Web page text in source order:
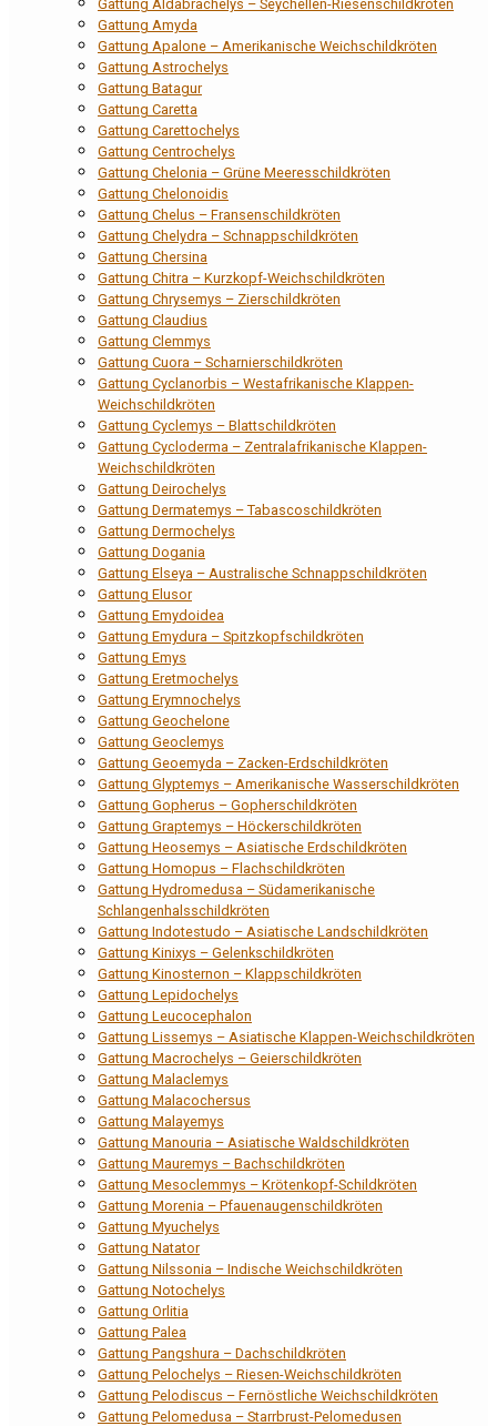
Gattung Aldabrachelys – Seychellen-Riesenschildkröten
Gattung Amyda
Gattung Apalone – Amerikanische Weichschildkröten
Gattung Astrochelys
Gattung Batagur
Gattung Caretta
Gattung Carettochelys
Gattung Centrochelys
Gattung Chelonia – Grüne Meeresschildkröten
Gattung Chelonoidis
Gattung Chelus – Fransenschildkröten
Gattung Chelydra – Schnappschildkröten
Gattung Chersina
Gattung Chitra – Kurzkopf-Weichschildkröten
Gattung Chrysemys – Zierschildkröten
Gattung Claudius
Gattung Clemmys
Gattung Cuora – Scharnierschildkröten
Gattung Cyclanorbis – Westafrikanische Klappen-
Weichschildkröten
Gattung Cyclemys – Blattschildkröten
Gattung Cycloderma – Zentralafrikanische Klappen-
Weichschildkröten
Gattung Deirochelys
Gattung Dermatemys – Tabascoschildkröten
Gattung Dermochelys
Gattung Dogania
Gattung Elseya – Australische Schnappschildkröten
Gattung Elusor
Gattung Emydoidea
Gattung Emydura – Spitzkopfschildkröten
Gattung Emys
Gattung Eretmochelys
Gattung Erymnochelys
Gattung Geochelone
Gattung Geoclemys
Gattung Geoemyda – Zacken-Erdschildkröten
Gattung Glyptemys – Amerikanische Wasserschildkröten
Gattung Gopherus – Gopherschildkröten
Gattung Graptemys – Höckerschildkröten
Gattung Heosemys – Asiatische Erdschildkröten
Gattung Homopus – Flachschildkröten
Gattung Hydromedusa – Südamerikanische
Schlangenhalsschildkröten
Gattung Indotestudo – Asiatische Landschildkröten
Gattung Kinixys – Gelenkschildkröten
Gattung Kinosternon – Klappschildkröten
Gattung Lepidochelys
Gattung Leucocephalon
Gattung Lissemys – Asiatische Klappen-Weichschildkröten
Gattung Macrochelys – Geierschildkröten
Gattung Malaclemys
Gattung Malacochersus
Gattung Malayemys
Gattung Manouria – Asiatische Waldschildkröten
Gattung Mauremys – Bachschildkröten
Gattung Mesoclemmys – Krötenkopf-Schildkröten
Gattung Morenia – Pfauenaugenschildkröten
Gattung Myuchelys
Gattung Natator
Gattung Nilssonia – Indische Weichschildkröten
Gattung Notochelys
Gattung Orlitia
Gattung Palea
Gattung Pangshura – Dachschildkröten
Gattung Pelochelys – Riesen-Weichschildkröten
Gattung Pelodiscus – Fernöstliche Weichschildkröten
Gattung Pelomedusa – Starrbrust-Pelomedusen